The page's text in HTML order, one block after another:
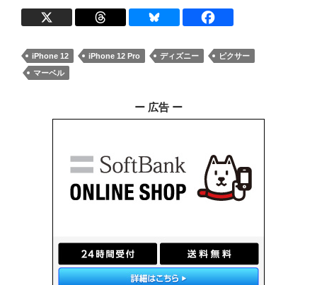
iPhone 12 iPhone 12 Pro ディズニー
ピクサー
マーベル
ー 広告 ー